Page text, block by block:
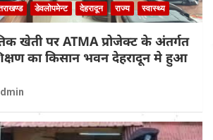
डेवलोपमेन्ट देहरादून राज्य स्वास्थ्य
खेती पर ATMA प्रोजेक्ट के अंतर्गत
का किसान भवन देहरादून मे हुआ